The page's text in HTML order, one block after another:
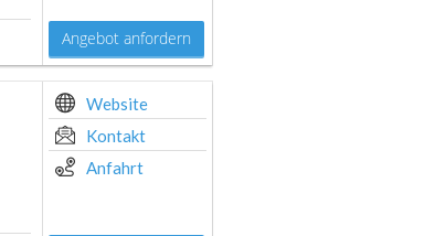
Angebot anfordern
Website
Kontakt
Anfahrt